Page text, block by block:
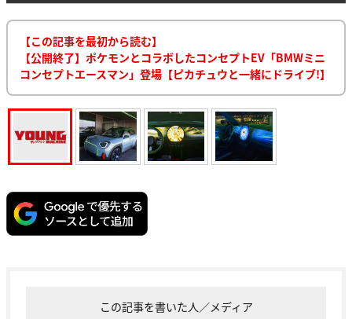
【この記事を最初から読む】
【公開終了】ポケモンとコラボしたコンセプトEV「BMWミニ
コンセプトエースマン」登場【ピカチュウと一緒にドライブ!】
この記事を書いた人／メディア